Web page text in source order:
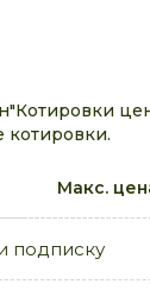
цен
котировки.
Макс.
подписку